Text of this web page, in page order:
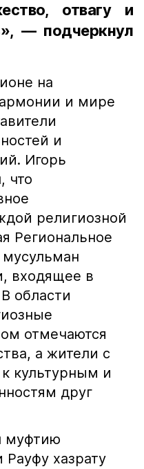
отвагу и
— подчеркнул
на
и мире
и
Игорь
что
религиозной
Региональное
входящее в
области
отмечаются
а жители с
культурным и
друг
муфтию
Рауфу хазрату